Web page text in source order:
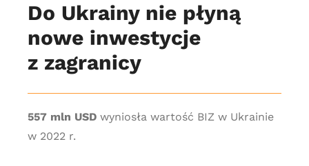
Do Ukrainy nie płyną
nowe inwestycje
z zagranicy
557 mln USDwyniosła wartość BIZ w Ukrainie
w 2022 r.